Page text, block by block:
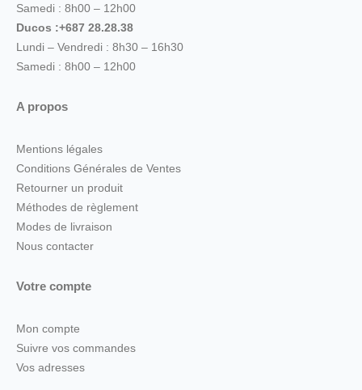
Samedi : 8h00 – 12h00
Ducos :+687 28.28.38
Lundi – Vendredi : 8h30 – 16h30
Samedi : 8h00 – 12h00
A propos
Mentions légales
Conditions Générales de Ventes
Retourner un produit
Méthodes de règlement
Modes de livraison
Nous contacter
Votre compte
Mon compte
Suivre vos commandes
Vos adresses